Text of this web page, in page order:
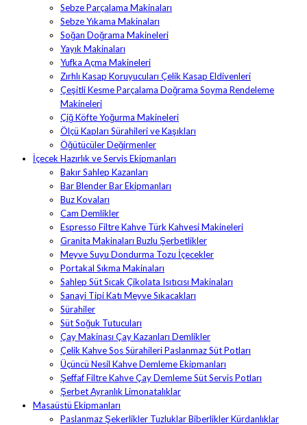
Sebze Parçalama Makinaları
Sebze Yıkama Makinaları
Soğan Doğrama Makineleri
Yayık Makinaları
Yufka Açma Makineleri
Zırhlı Kasap Koruyucuları Çelik Kasap Eldivenleri
Çeşitli Kesme Parçalama Doğrama Soyma Rendeleme
Makineleri
Çiğ Köfte Yoğurma Makineleri
Ölçü Kapları Sürahileri ve Kaşıkları
Öğütücüler Değirmenler
İçecek Hazırlık ve Servis Ekipmanları
Bakır Sahlep Kazanları
Bar Blender Bar Ekipmanları
Buz Kovaları
Cam Demlikler
Espresso Filtre Kahve Türk Kahvesi Makineleri
Granita Makinaları Buzlu Şerbetlikler
Meyve Suyu Dondurma Tozu İçecekler
Portakal Sıkma Makinaları
Sahlep Süt Sıcak Çikolata Isıtıcısı Makinaları
Sanayi Tipi Katı Meyve Sıkacakları
Sürahiler
Süt Soğuk Tutucuları
Çay Makinası Çay Kazanları Demlikler
Çelik Kahve Sos Sürahileri Paslanmaz Süt Potları
Üçüncü Nesil Kahve Demleme Ekipmanları
Şeffaf Filtre Kahve Çay Demleme Süt Servis Potları
Şerbet Ayranlık Limonatalıklar
Masaüstü Ekipmanları
Paslanmaz Şekerlikler Tuzluklar Biberlikler Kürdanlıklar